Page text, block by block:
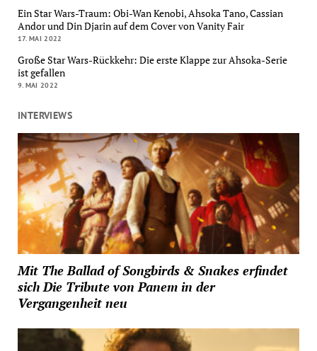
Ein Star Wars-Traum: Obi-Wan Kenobi, Ahsoka Tano, Cassian
Andor und Din Djarin auf dem Cover von Vanity Fair
17. MAI 2022
Große Star Wars-Rückkehr: Die erste Klappe zur Ahsoka-Serie
ist gefallen
9. MAI 2022
INTERVIEWS
Mit The Ballad of Songbirds & Snakes erfindet
sich Die Tribute von Panem in der
Vergangenheit neu